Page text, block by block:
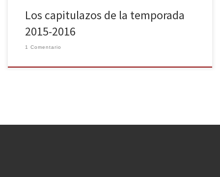
Los capitulazos de la temporada
2015-2016
1 Comentario